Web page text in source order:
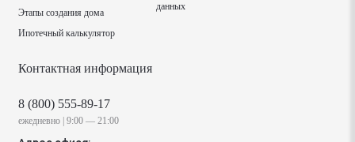
Этапы создания дома
Ипотечный калькулятор
данных
Контактная информация
8 (800) 555-89-17
ежедневно | 9:00 — 21:00